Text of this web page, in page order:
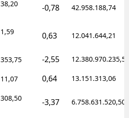
38,20 -0,78 42.958.188,74
1,59 0,63 12.041.644,21
353,75 -2,55 12.380.970.235,50
11,07 0,64 13.151.313,06
308,50 -3,37 6.758.631.520,50